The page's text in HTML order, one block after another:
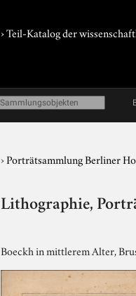
› Teil-Katalog der
›Porträtsammlung Berliner
Lithographie,
Boeckh in mittlerem Alter,